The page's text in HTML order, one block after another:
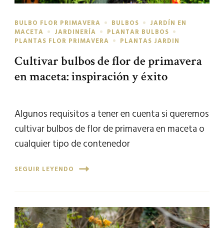
BULBO FLOR PRIMAVERA BULBOS
JARDÍN EN
MACETA
JARDINERÍA
PLANTAR BULBOS
PLANTAS FLOR PRIMAVERA
PLANTAS JARDIN
Cultivar bulbos de flor de primavera
en maceta: inspiración y éxito
Algunos requisitos a tener en cuenta si queremos
cultivar bulbos de flor de primavera en maceta o
cualquier tipo de contenedor
SEGUIR LEYENDO